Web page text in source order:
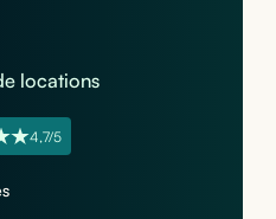
locations
4,7/5